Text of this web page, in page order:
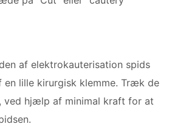
af ​​elektrokauterisation spids
lille kirurgisk klemme. Træk de
ved hjælp af minimal kraft for at